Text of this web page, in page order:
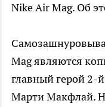
Nike Air Mag. Об
Mag являются
главный герой 2-
Марти Макфлай.